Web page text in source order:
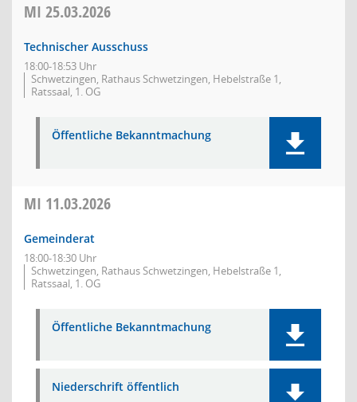
MI 25.03.2026
Technischer Ausschuss
18:00-18:53 Uhr
Schwetzingen, Rathaus Schwetzingen, Hebelstraße 1,
Ratssaal, 1. OG
Öffentliche Bekanntmachung
MI 11.03.2026
Gemeinderat
18:00-18:30 Uhr
Schwetzingen, Rathaus Schwetzingen, Hebelstraße 1,
Ratssaal, 1. OG
Öffentliche Bekanntmachung
Niederschrift öffentlich